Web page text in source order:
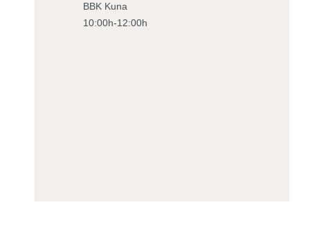
BBK Kuna
10:00h-12:00h